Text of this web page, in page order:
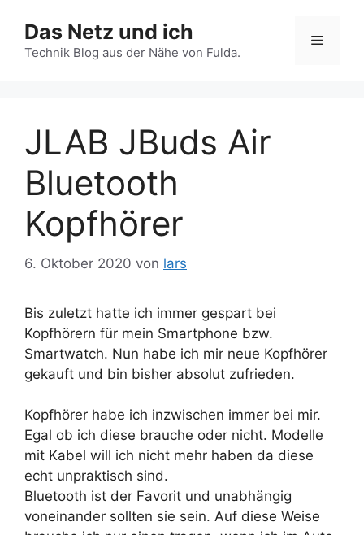
Inhalt
springen
Das Netz und ich
Technik Blog aus der Nähe von Fulda.
Menü
JLAB JBuds Air
Bluetooth
Kopfhörer
6. Oktober 2020 von lars
Bis zuletzt hatte ich immer gespart bei
Kopfhörern für mein Smartphone bzw.
Smartwatch. Nun habe ich mir neue Kopfhörer
gekauft und bin bisher absolut zufrieden.
Kopfhörer habe ich inzwischen immer bei mir.
Egal ob ich diese brauche oder nicht. Modelle
mit Kabel will ich nicht mehr haben da diese
echt unpraktisch sind.
Bluetooth ist der Favorit und unabhängig
voneinander sollten sie sein. Auf diese Weise